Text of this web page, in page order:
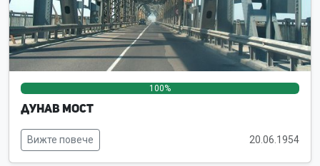
100%
Дунав мост
Вижте повече 20.06.1954